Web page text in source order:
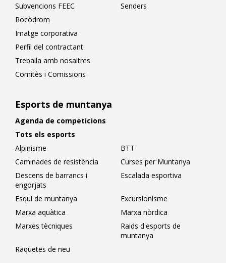
Subvencions FEEC
Rocòdrom
Imatge corporativa
Perfil del contractant
Treballa amb nosaltres
Comitès i Comissions
Senders
Esports de muntanya
Agenda de competicions
Tots els esports
Alpinisme
BTT
Caminades de resistència
Curses per Muntanya
Descens de barrancs i
engorjats
Escalada esportiva
Esquí de muntanya
Excursionisme
Marxa aquàtica
Marxa nòrdica
Marxes tècniques
Raids d'esports de
muntanya
Raquetes de neu